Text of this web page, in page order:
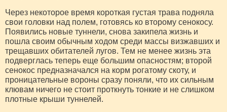
Через некоторое время короткая густая трава подняла
свои головки над полем, готовясь ко второму сенокосу.
Появились новые туннели, снова закипела жизнь и
пошла своим обычным ходом среди массы визжавших и
трещавших обитателей лугов. Тем не менее жизнь эта
подверглась теперь еще большим опасностям; второй
сенокос предназначался на корм рогатому скоту, и
проницательные вороны сразу поняли, что их сильным
клювам ничего не стоит проткнуть тонкие и не слишком
плотные крыши туннелей.